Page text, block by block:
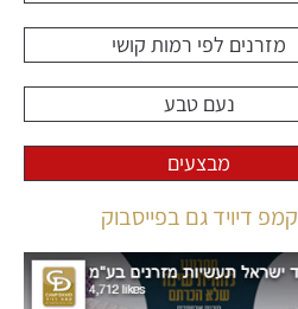
מזרנים לפי רמות קושי
נעם טבע
מבצעים
קמפ דיויד גם בפייסבוק